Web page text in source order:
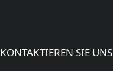
KONTAKTIEREN SIE UNS